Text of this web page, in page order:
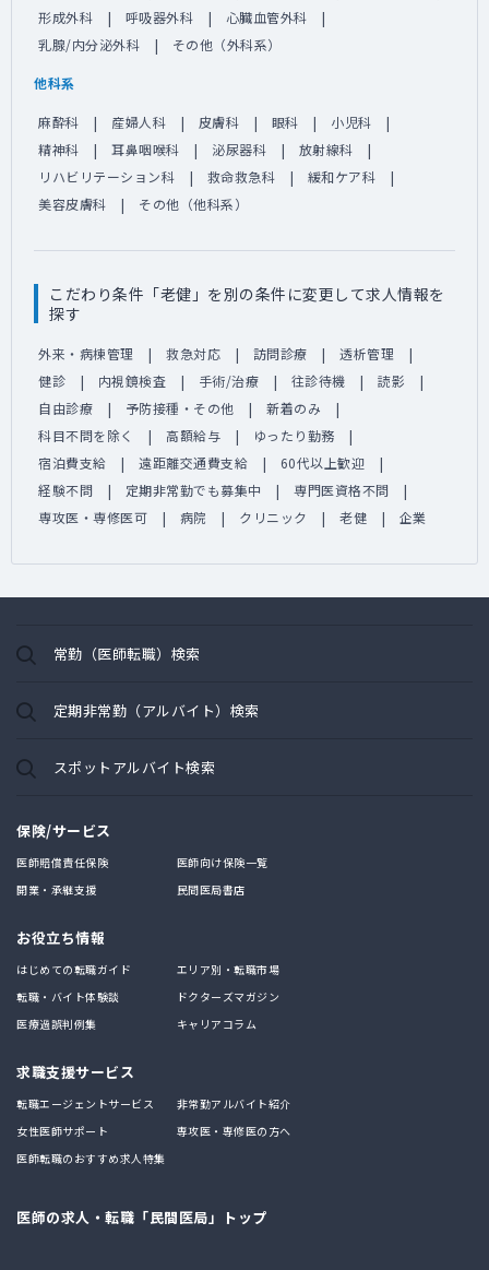
形成外科
呼吸器外科
心臓血管外科
乳腺/内分泌外科
その他（外科系）
他科系
麻酔科 産婦人科 皮膚科 眼科
小児科
精神科
耳鼻咽喉科 泌尿器科
放射線科
リハビリテーション科
救命救急科
緩和ケア科
美容皮膚科
その他（他科系）
こだわり条件「老健」を別の条件に変更して求人情報を
探す
外来・病棟管理 救急対応 訪問診療
透析管理
健診
内視鏡検査 手術/治療 往診待機
読影
自由診療
予防接種・その他
新着のみ
科目不問を除く
高額給与
ゆったり勤務
宿泊費支給
遠距離交通費支給
60代以上歓迎
経験不問
定期非常勤でも募集中
専門医資格不問
専攻医・専修医可
病院 クリニック 老健 企業
常勤（医師転職）検索
定期非常勤（アルバイト）検索
スポットアルバイト検索
保険/サービス
医師賠償責任保険
医師向け保険一覧
開業・承継支援
民間医局書店
お役立ち情報
はじめての転職ガイド
エリア別・転職市場
転職・バイト体験談
ドクターズマガジン
医療過誤判例集
キャリアコラム
求職支援サービス
転職エージェントサービス
非常勤アルバイト紹介
女性医師サポート
専攻医・専修医の方へ
医師転職のおすすめ求人特集
医師の求人・転職「民間医局」トップ